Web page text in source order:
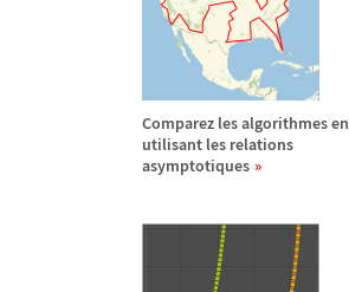
Comparez les algorithmes en
utilisant les relations
asymptotiques